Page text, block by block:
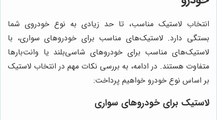
انتخاب لاستیک مناسب، تا حد زیادی به نوع خودروی شما
بستگی دارد. لاستیک‌های مناسب برای خودروهای سواری، با
لاستیک‌های مناسب برای خودروهای شاسی‌بلند یا وانت‌بارها
متفاوت هستند. در ادامه، به بررسی نکات مهم در انتخاب لاستیک
بر اساس نوع خودرو خواهیم پرداخت:
لاستیک برای خودروهای سواری